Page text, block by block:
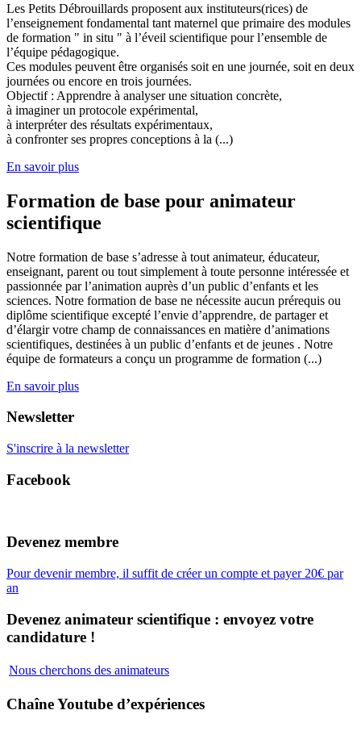
Les Petits Débrouillards proposent aux instituteurs(rices) de
l’enseignement fondamental tant maternel que primaire des modules
de formation " in situ " à l’éveil scientifique pour l’ensemble de
l’équipe pédagogique.
Ces modules peuvent être organisés soit en une journée, soit en deux
journées ou encore en trois journées.
Objectif : Apprendre à analyser une situation concrète,
à imaginer un protocole expérimental,
à interpréter des résultats expérimentaux,
à confronter ses propres conceptions à la (...)
En savoir plus
Formation de base pour animateur
scientifique
Notre formation de base s’adresse à tout animateur, éducateur,
enseignant, parent ou tout simplement à toute personne intéressée et
passionnée par l’animation auprès d’un public d’enfants et les
sciences. Notre formation de base ne nécessite aucun prérequis ou
diplôme scientifique excepté l’envie d’apprendre, de partager et
d’élargir votre champ de connaissances en matière d’animations
scientifiques, destinées à un public d’enfants et de jeunes . Notre
équipe de formateurs a conçu un programme de formation (...)
En savoir plus
Newsletter
S'inscrire à la newsletter
Facebook
Devenez membre
Pour devenir membre, il suffit de créer un compte et payer 20€ par
an
Devenez animateur scientifique : envoyez votre
candidature !
Nous cherchons des animateurs
Chaîne Youtube d’expériences